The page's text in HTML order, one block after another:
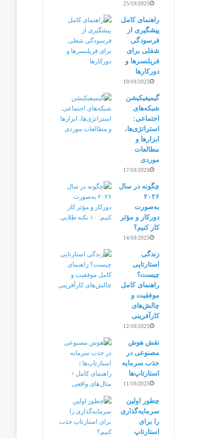
25/10/2025
راهنمای کامل
پیشگیری از
فرسودگی
شغلی برای
فریلنسرها و
دورکارها
19/10/2025
گیمیفیکیشن
شبکه‌های
اجتماعی:
استراتژی‌ها،
ابزارها و
مطالعات
موردی
17/10/2025
چگونه در سال
۲۰۲۶
به‌صورت
دورکار و مؤثر
کار کنیم؟
14/10/2025
زندگی
استارتاپی
چیست؟
راهنمای کامل
موفقیت و
چالش‌های
کارآفرینی
12/10/2025
نقش هوش
مصنوعی در
جذب سرمایه
استارتاپ‌ها
11/10/2025
چطور اولین
سرمایه‌گذاری
را برای
استارتاپ